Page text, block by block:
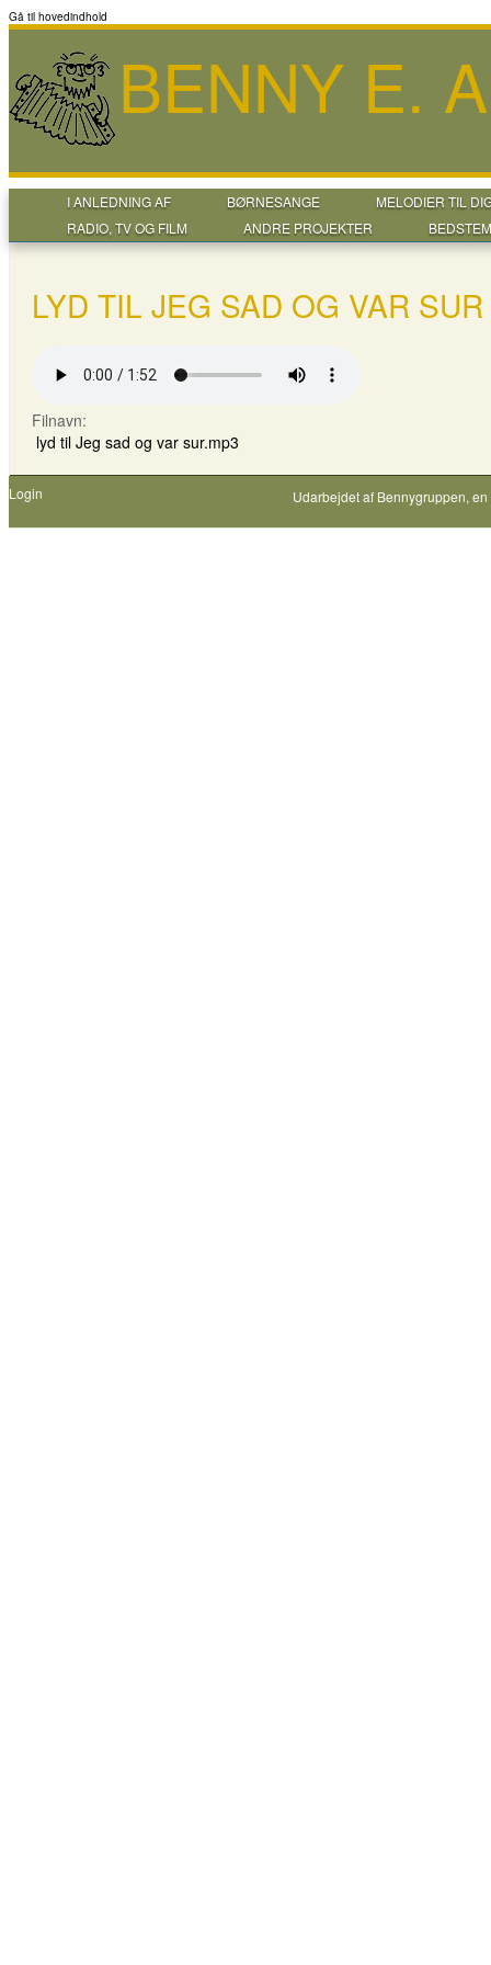
Gå til hovedindhold
BENNY E.
I ANLEDNING AF BØRNESANGE
MELODIER TIL
RADIO, TV OG FILM
ANDRE PROJEKTER
LYD TIL JEG SAD OG VAR SUR
Filnavn:
lyd til Jeg sad og var sur.mp3
Login Udarbejdet af Bennygruppen,